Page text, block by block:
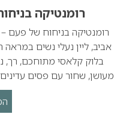
רומנטיקה
רומנטיקה בניחוח של פעם
בלוק קלאסי מתוחכם, רך,
מעושן, שחור עם פסים